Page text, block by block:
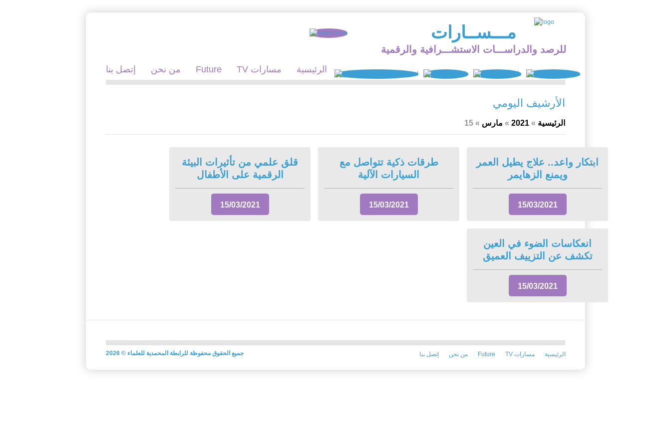
مـــســارات
للرصد والدراســـات الاستشـــرافية والرقمية
إتصل بنا من نحن Future TV مسارات الرئيسية
الأرشيف اليومي
الرئيسية »
2021
» مارس »
15
ابتكار واعد.. علاج يطيل العمر
ويمنع الزهايمر
15/03/2021
طرقات ذكية تتواصل مع
السيارات الآلية
15/03/2021
قلق علمي من تأثيرات البيئة
الرقمية على الأطفال
15/03/2021
انعكاسات الضوء في العين
تكشف عن التزييف العميق
15/03/2021
2026 © جميع الحقوق محفوظة للرابطة المحمدية للعلماء إتصل بنا من نحن Future TV مسارات الرئيسية